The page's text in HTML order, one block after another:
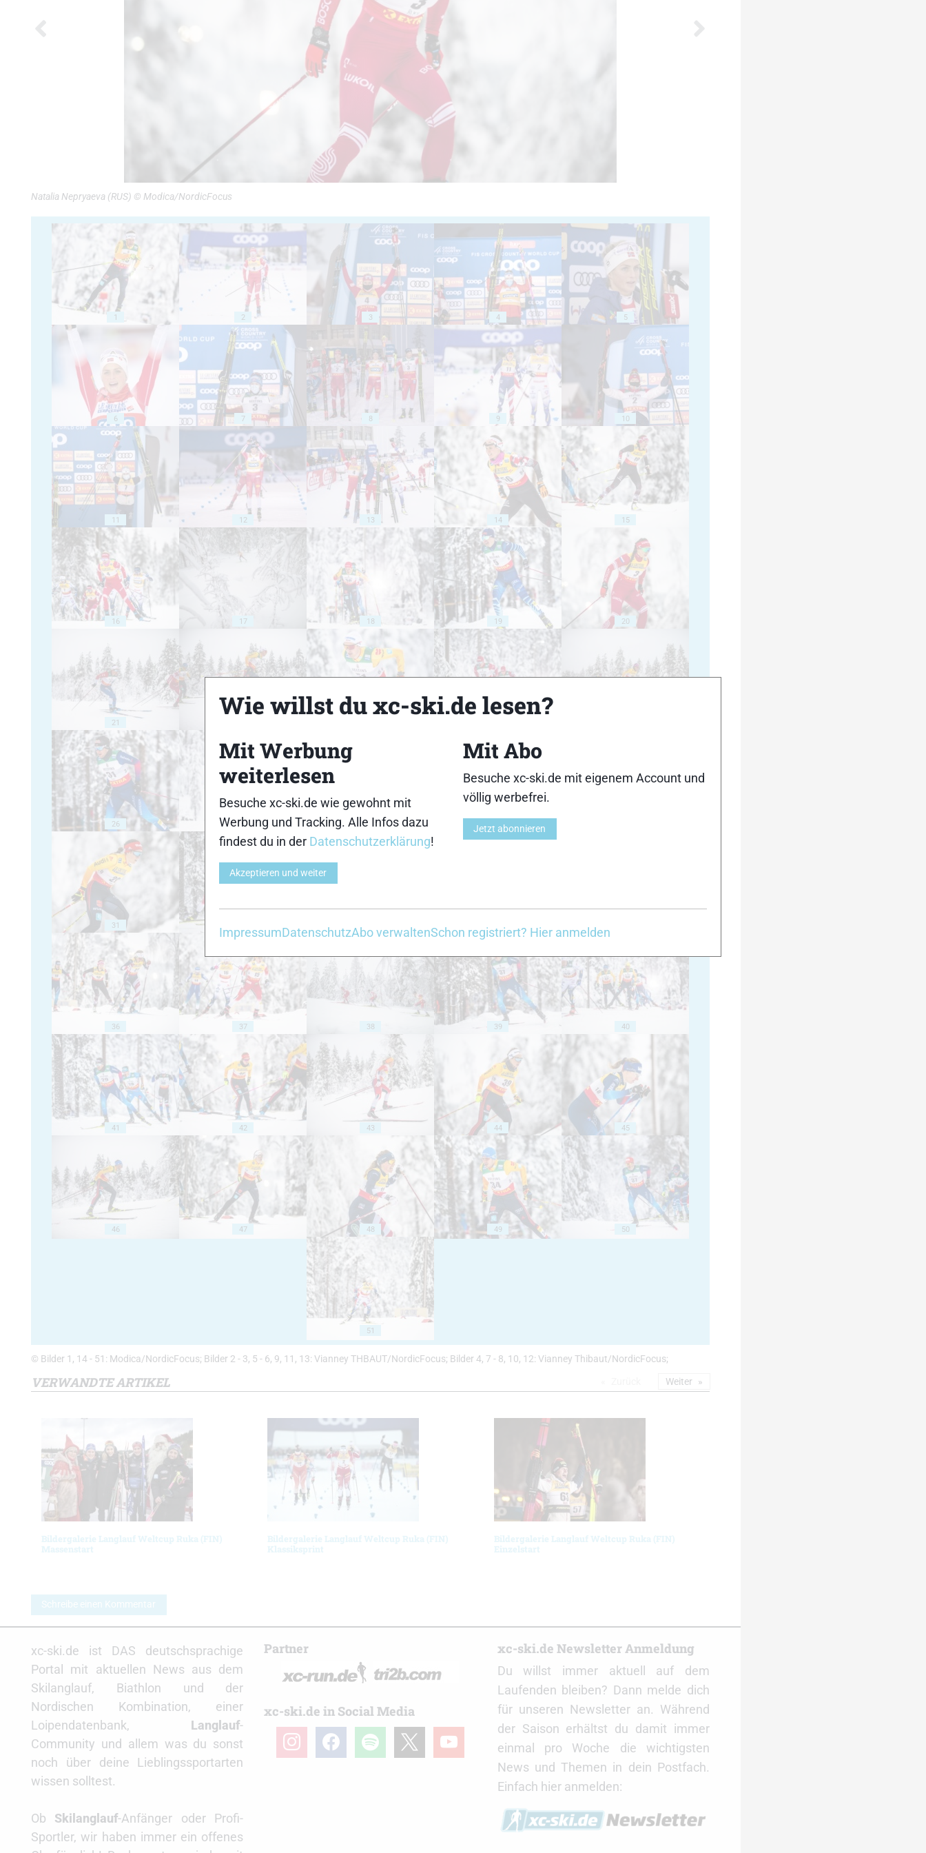
Natalia Nepryaeva (RUS) © Modica/NordicFocus
1 2 3 4 5
6 7 8 9 10
11 12 13 14 15
16 17 18 19 20
21
26 27 28 29
31
36 37 38 39 40
41 42 43 44 45
46 47 48 49 50
51
© Bilder 1, 14 - 51: Modica/NordicFocus; Bilder 2 - 3, 5 - 6, 9, 11, 13: Vianney THBAUT/NordicFocus; Bilder 4, 7 - 8, 10, 12: Vianney Thibaut/NordicFocus;
VERWANDTE ARTIKEL
Bildergalerie Langlauf Weltcup Ruka (FIN)
Massenstart
Bildergalerie Langlauf Weltcup Ruka (FIN)
Klassiksprint
Bildergalerie Langlauf Weltcup Ruka (FIN)
Einzelstart
Weiter
Schreibe einen Kommentar
xc-ski.de ist DAS deutschsprachige
Portal mit aktuellen News aus dem
Skilanglauf, Biathlon und der
Nordischen Kombination, einer
Loipendatenbank, Langlauf-
Community und allem was du sonst
noch über deine Lieblingssportarten
wissen solltest.
Ob Skilanglauf-Anfänger oder Profi-
Sportler, wir haben immer ein offenes
Partner
xc-ski.de in Social Media
instagramfacebookspotify youtube
xc-ski.de Newsletter Anmeldung
Du willst immer aktuell auf dem
Laufenden bleiben? Dann melde dich
für unseren Newsletter an. Während
der Saison erhältst du damit immer
einmal pro Woche die wichtigsten
News und Themen in dein Postfach.
Einfach hier anmelden:
Wie willst du xc-ski.de lesen?
Mit Werbung
weiterlesen
Besuche xc-ski.de wie gewohnt mit
Werbung und Tracking. Alle Infos dazu
findest du in der Datenschutzerklärung!
Akzeptieren und weiter
Mit Abo
Besuche xc-ski.de mit eigenem Account und
völlig werbefrei.
Jetzt abonnieren
ImpressumDatenschutzAbo verwaltenSchon registriert? Hier anmelden